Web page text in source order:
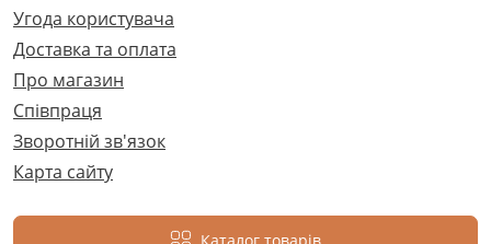
Угода користувача
Доставка та оплата
Про магазин
Співпраця
Зворотній зв'язок
Карта сайту